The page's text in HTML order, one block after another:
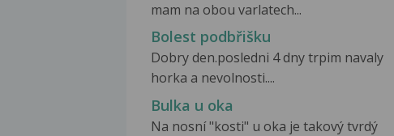
mam na obou varlatech...
Bolest podbřišku
Dobry den.posledni 4 dny trpim navaly
horka a nevolnosti....
Bulka u oka
Na nosní "kosti" u oka je takový tvrdý